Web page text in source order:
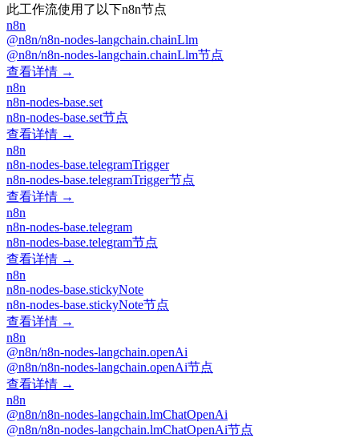
此工作流使用了以下n8n节点
n8n
@n8n/n8n-nodes-langchain.chainLlm
@n8n/n8n-nodes-langchain.chainLlm节点
查看详情 →
n8n
n8n-nodes-base.set
n8n-nodes-base.set节点
查看详情 →
n8n
n8n-nodes-base.telegramTrigger
n8n-nodes-base.telegramTrigger节点
查看详情 →
n8n
n8n-nodes-base.telegram
n8n-nodes-base.telegram节点
查看详情 →
n8n
n8n-nodes-base.stickyNote
n8n-nodes-base.stickyNote节点
查看详情 →
n8n
@n8n/n8n-nodes-langchain.openAi
@n8n/n8n-nodes-langchain.openAi节点
查看详情 →
n8n
@n8n/n8n-nodes-langchain.lmChatOpenAi
@n8n/n8n-nodes-langchain.lmChatOpenAi节点